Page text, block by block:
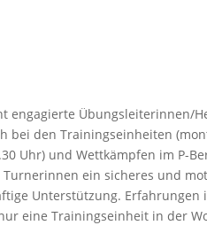
engagierte Übungsleiterinnen/
bei den Trainingseinheiten
Uhr) und Wettkämpfen im P-
ein sicheres und
Unterstützung. Erfahrungen
eine Trainingseinheit in der